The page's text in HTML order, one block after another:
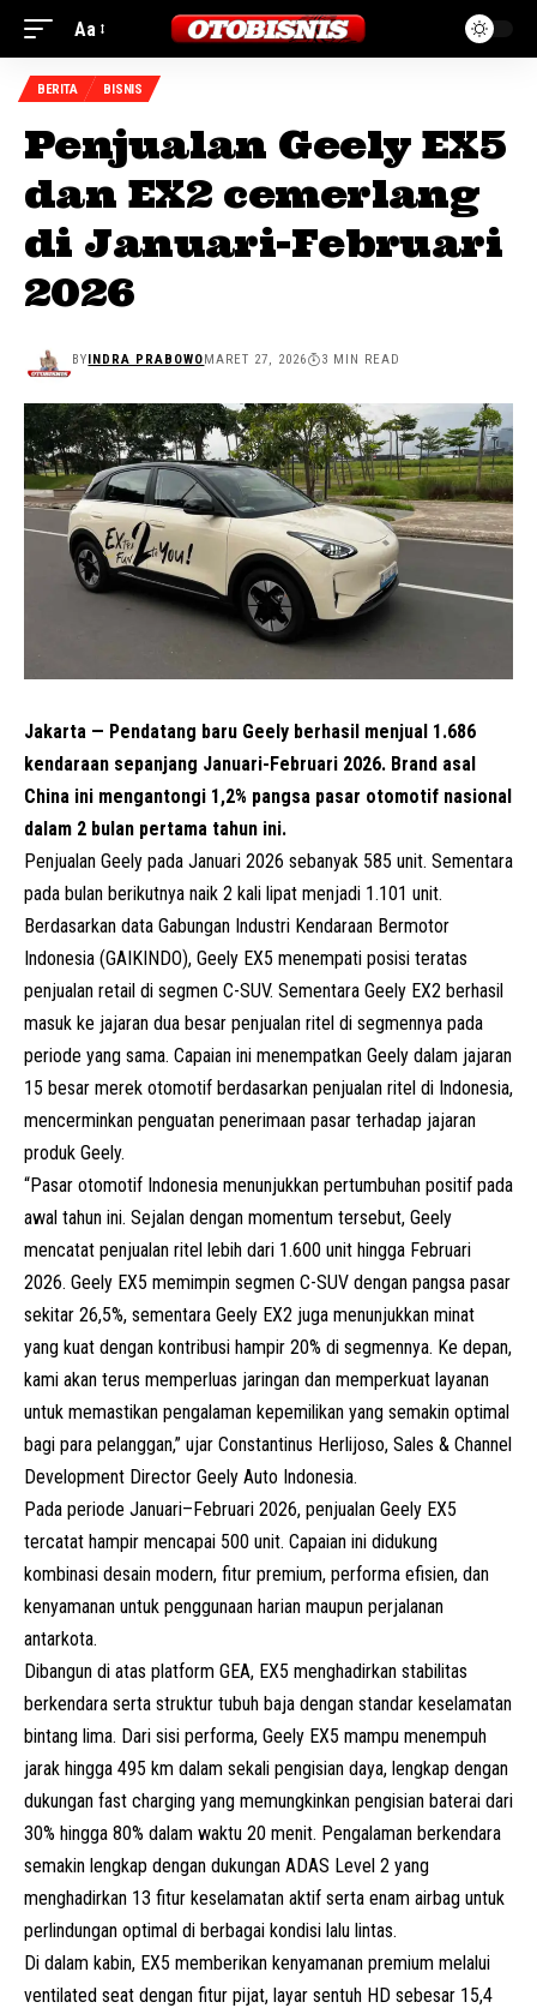
Aa
BERITA BISNIS
Penjualan Geely EX5
dan EX2 cemerlang
di Januari-Februari
2026
BYINDRA PRABOWOMARET 27, 2026 3 MIN READ
Jakarta — Pendatang baru Geely berhasil menjual 1.686
kendaraan sepanjang Januari-Februari 2026. Brand asal
China ini mengantongi 1,2% pangsa pasar otomotif nasional
dalam 2 bulan pertama tahun ini.
Penjualan Geely pada Januari 2026 sebanyak 585 unit. Sementara
pada bulan berikutnya naik 2 kali lipat menjadi 1.101 unit.
Berdasarkan data Gabungan Industri Kendaraan Bermotor
Indonesia (GAIKINDO), Geely EX5 menempati posisi teratas
penjualan retail di segmen C-SUV. Sementara Geely EX2 berhasil
masuk ke jajaran dua besar penjualan ritel di segmennya pada
periode yang sama. Capaian ini menempatkan Geely dalam jajaran
15 besar merek otomotif berdasarkan penjualan ritel di Indonesia,
mencerminkan penguatan penerimaan pasar terhadap jajaran
produk Geely.
“Pasar otomotif Indonesia menunjukkan pertumbuhan positif pada
awal tahun ini. Sejalan dengan momentum tersebut, Geely
mencatat penjualan ritel lebih dari 1.600 unit hingga Februari
2026. Geely EX5 memimpin segmen C-SUV dengan pangsa pasar
sekitar 26,5%, sementara Geely EX2 juga menunjukkan minat
yang kuat dengan kontribusi hampir 20% di segmennya. Ke depan,
kami akan terus memperluas jaringan dan memperkuat layanan
untuk memastikan pengalaman kepemilikan yang semakin optimal
bagi para pelanggan,” ujar Constantinus Herlijoso, Sales & Channel
Development Director Geely Auto Indonesia.
Pada periode Januari–Februari 2026, penjualan Geely EX5
tercatat hampir mencapai 500 unit. Capaian ini didukung
kombinasi desain modern, fitur premium, performa efisien, dan
kenyamanan untuk penggunaan harian maupun perjalanan
antarkota.
Dibangun di atas platform GEA, EX5 menghadirkan stabilitas
berkendara serta struktur tubuh baja dengan standar keselamatan
bintang lima. Dari sisi performa, Geely EX5 mampu menempuh
jarak hingga 495 km dalam sekali pengisian daya, lengkap dengan
dukungan fast charging yang memungkinkan pengisian baterai dari
30% hingga 80% dalam waktu 20 menit. Pengalaman berkendara
semakin lengkap dengan dukungan ADAS Level 2 yang
menghadirkan 13 fitur keselamatan aktif serta enam airbag untuk
perlindungan optimal di berbagai kondisi lalu lintas.
Di dalam kabin, EX5 memberikan kenyamanan premium melalui
ventilated seat dengan fitur pijat, layar sentuh HD sebesar 15,4